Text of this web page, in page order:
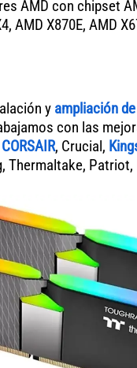
AMD con chipset
AMD X870E, AMD
y ampliación
con las
CORSAIR, Crucial,
Thermaltake, Patriot,